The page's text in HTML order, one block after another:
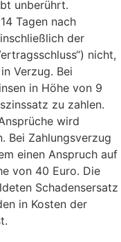
unberührt.
Tagen nach
der
nicht,
Verzug. Bei
in Höhe von 9
zu zahlen.
wird
Bei Zahlungsverzug
einen Anspruch auf
von 40 Euro. Die
Schadensersatz
in Kosten der